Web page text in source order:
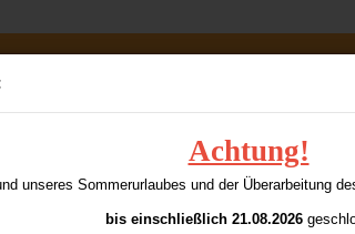
Achtung!
unseres Sommerurlaubes und der Überarbeitung
bis einschließlich 21.08.2026
Kategorie